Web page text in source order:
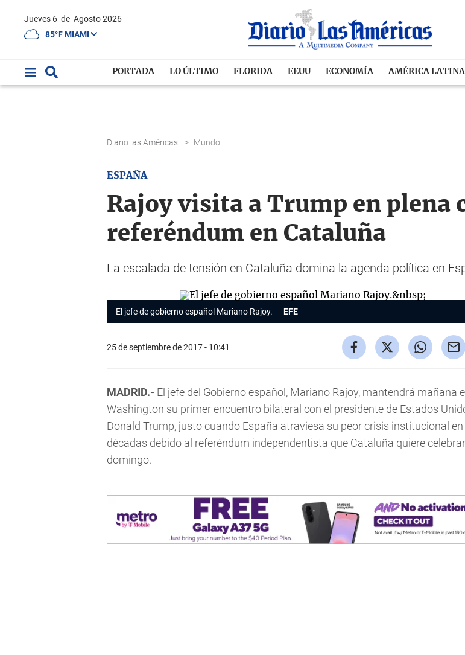
Jueves 6 de Agosto 2026
85°F MIAMI
PORTADA LO ÚLTIMO FLORIDA EEUU ECONOMÍA AMÉRICA
Diario las Américas > Mundo
ESPAÑA
Rajoy visita a Trump en plena
referéndum en Cataluña
La escalada de tensión en Cataluña domina la agenda política en
El jefe de gobierno español Mariano Rajoy. EFE
25 de septiembre de 2017 - 10:41
MADRID.- El jefe del Gobierno español, Mariano Rajoy, mantendrá mañana
Washington su primer encuentro bilateral con el presidente de Estados
Donald Trump, justo cuando España atraviesa su peor crisis institucional en
décadas debido al referéndum independentista que Cataluña quiere celebrar
domingo.